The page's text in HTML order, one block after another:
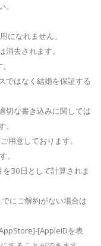
になれません。
去されます。
ではなく結婚を保証する
切な書き込みに関しては
用意しております。
。
30日として計算されま
にご解約がない場合は
[AppleIDを表